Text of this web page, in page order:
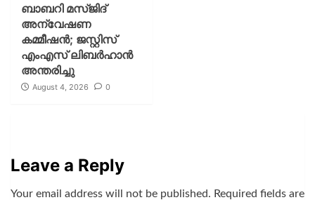
ബാബറി മസ്ജിദ്
അന്വേഷണ
കമ്മീഷന്‍; ജസ്റ്റിസ്
എംഎസ് ലിബര്‍ഹാന്‍
അന്തരിച്ചു
August 4, 2026 0
Leave a Reply
Your email address will not be published. Required fields are